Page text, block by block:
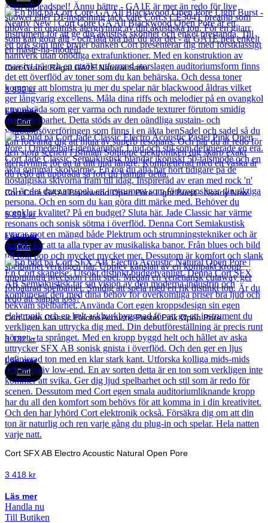
Cort Grand Regal GA1E Natural Satin
3 832kr
Läs mer
Cort
Cort Core GA All Blackwood Open Pore Light Burst - Nearly New
5 891kr
Läs mer
Cort
Cort Jade Classic Electro Acoustic Pastel Pink Open Pore
3 132kr
Läs mer
Cort
Cort SFX AB Electro Acoustic Natural Open Pore
3 418 kr
Läs mer
Handla nu
Till Butiken